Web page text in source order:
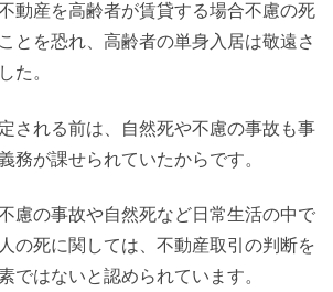
動産を高齢者が賃貸する場合不慮の死
とを恐れ、高齢者の単身入居は敬遠さ
た。
される前は、自然死や不慮の事故も事
務が課せられていたからです。
慮の事故や自然死など日常生活の中で
の死に関しては、不動産取引の判断を
ではないと認められています。